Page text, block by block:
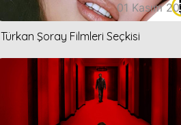
01 Kasım
Türkan Şoray Filmleri Seçkisi